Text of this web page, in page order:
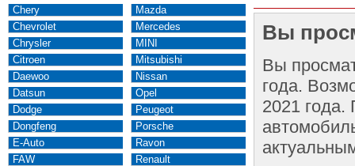
Chery
Chevrolet
Chrysler
Citroen
Daewoo
Datsun
Dodge
Dongfeng
E-Auto
FAW
Mazda
Mercedes
MINI
Mitsubishi
Nissan
Opel
Peugeot
Porsche
Ravon
Renault
Вы
Вы
года.
2021 года.